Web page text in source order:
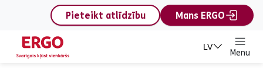
content
Pieteikt atlīdzību
Mans ERGO
LV
Menu